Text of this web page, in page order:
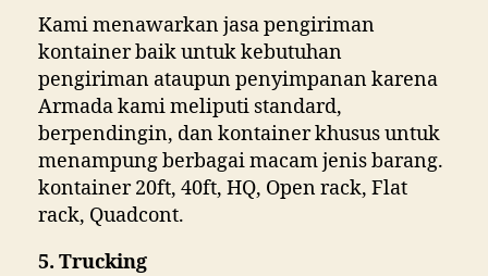
Kami menawarkan jasa pengiriman
kontainer baik untuk kebutuhan
pengiriman ataupun penyimpanan karena
Armada kami meliputi standard,
berpendingin, dan kontainer khusus untuk
menampung berbagai macam jenis barang.
kontainer 20ft, 40ft, HQ, Open rack, Flat
rack, Quadcont.
5. Trucking